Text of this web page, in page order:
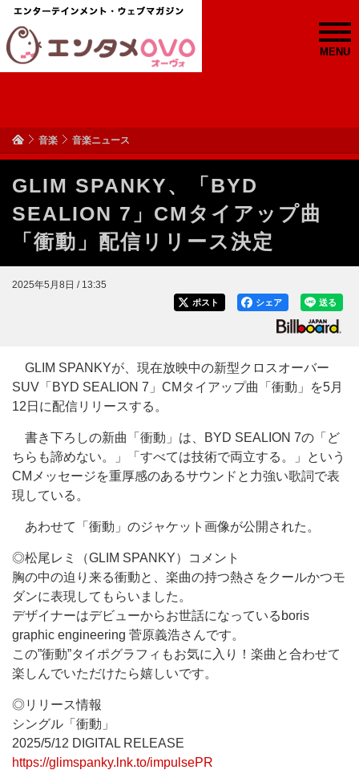
MENU
音楽 音楽ニュース
GLIM SPANKY、「BYD
SEALION 7」CMタイアップ曲
「衝動」配信リリース決定
2025年5月8日 / 13:35
送る
シェア
ポスト
GLIM SPANKYが、現在放映中の新型クロスオーバー
SUV「BYD SEALION 7」CMタイアップ曲「衝動」を5月
12日に配信リリースする。
書き下ろしの新曲「衝動」は、BYD SEALION 7の「ど
ちらも諦めない。」「すべては技術で両立する。」という
CMメッセージを重厚感のあるサウンドと力強い歌詞で表
現している。
あわせて「衝動」のジャケット画像が公開された。
◎松尾レミ（GLIM SPANKY）コメント
胸の中の迫り来る衝動と、楽曲の持つ熱さをクールかつモ
ダンに表現してもらいました。
デザイナーはデビューからお世話になっているboris
graphic engineering 菅原義浩さんです。
この”衝動”タイポグラフィもお気に入り！楽曲と合わせて
楽しんでいただけたら嬉しいです。
◎リリース情報
シングル「衝動」
2025/5/12 DIGITAL RELEASE
https://glimspanky.lnk.to/impulsePR